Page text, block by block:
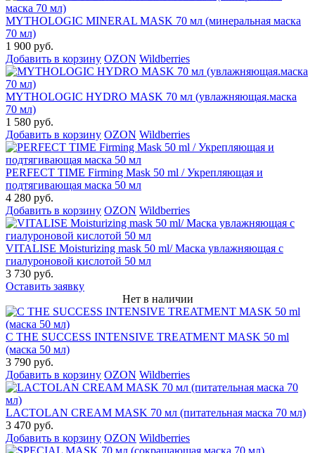
MYTHOLOGIC MINERAL MASK 70 мл (минеральная маска
70 мл)
1 900 руб.
Добавить в корзину OZON Wildberries
MYTHOLOGIC HYDRO MASK 70 мл (увлажняющая.маска
70 мл)
1 580 руб.
Добавить в корзину OZON Wildberries
PERFECT TIME Firming Mask 50 ml / Укрепляющая и
подтягивающая маска 50 мл
4 280 руб.
Добавить в корзину OZON Wildberries
VITALISE Moisturizing mask 50 ml/ Маска увлажняющая с
гиалуроновой кислотой 50 мл
3 730 руб.
Оставить заявку
Нет в наличии
C THE SUCCESS INTENSIVE TREATMENT MASK 50 ml
(маска 50 мл)
3 790 руб.
Добавить в корзину OZON Wildberries
LACTOLAN CREAM MASK 70 мл (питательная маска 70 мл)
3 470 руб.
Добавить в корзину OZON Wildberries